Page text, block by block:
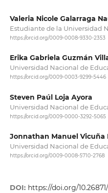
Valeria Nicole Galarraga
Estudiante de la Universidad
https://orcid.org/0009-0008-9330-2353
Erika Gabriela Guzmán
Universidad Nacional de
https://orcid.org/0009-0003-9299-5446
Steven Paúl Loja Ayora
Universidad Nacional de
https://orcid.org/0009-0000-3292-5065
Jonnathan Manuel Vicuña
Universidad Nacional de
https://orcid.org/0009-0008-5710-2768
DOI: https://doi.org/